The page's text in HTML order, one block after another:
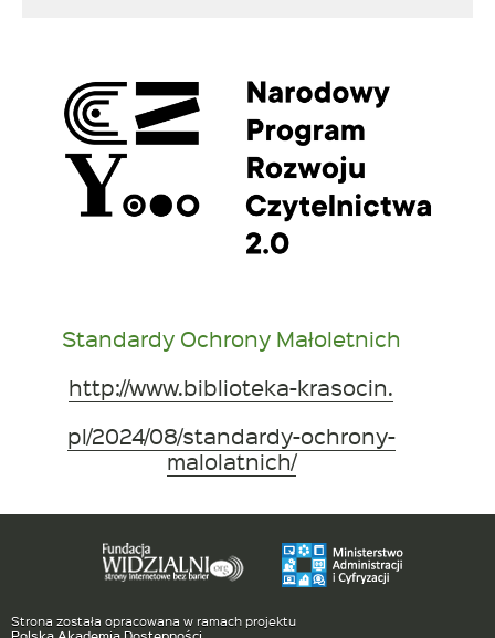
Standardy Ochrony Małoletnich
http://www.biblioteka-krasocin.
pl/2024/08/standardy-ochrony-
malolatnich/
Strona została opracowana w ramach projektu